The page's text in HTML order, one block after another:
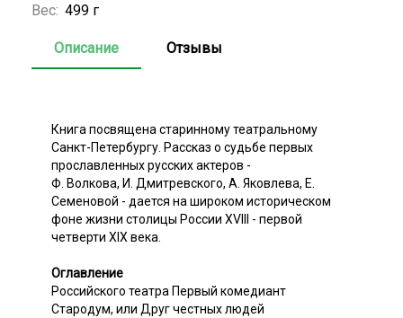
Вес: 499 г
Описание Отзывы
Книга посвящена старинному театральному
Санкт-Петербургу. Рассказ о судьбе первых
прославленных русских актеров -
Ф. Волкова, И. Дмитревского, А. Яковлева, Е.
Семеновой - дается на широком историческом
фоне жизни столицы России XVIII - первой
четверти XIX века.
Оглавление
Российского театра Первый комедиант
Стародум, или Друг честных людей